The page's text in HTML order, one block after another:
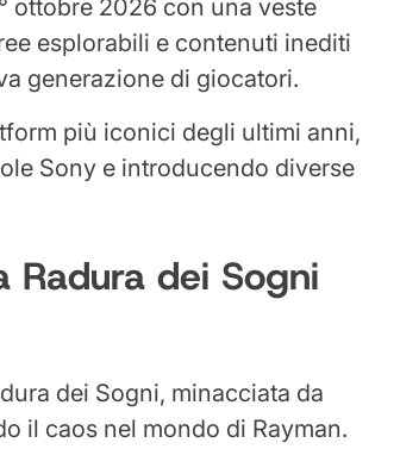
ottobre 2026 con una veste
esplorabili e contenuti inediti
generazione di giocatori.
più iconici degli ultimi anni,
Sony e introducendo diverse
Radura dei Sogni
dei Sogni, minacciata da
il caos nel mondo di Rayman.